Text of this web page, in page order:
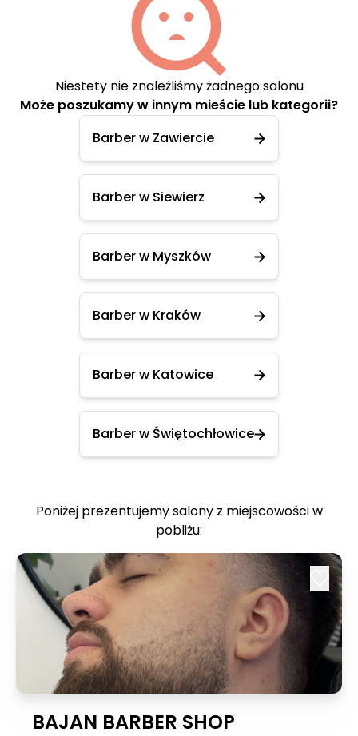
Niestety nie znaleźliśmy żadnego salonu
Może poszukamy w innym mieście lub kategorii?
Barber w Zawiercie
Barber w Siewierz
Barber w Myszków
Barber w Kraków
Barber w Katowice
Barber w Świętochłowice
Poniżej prezentujemy salony z miejscowości w
pobliżu:
BAJAN BARBER SHOP